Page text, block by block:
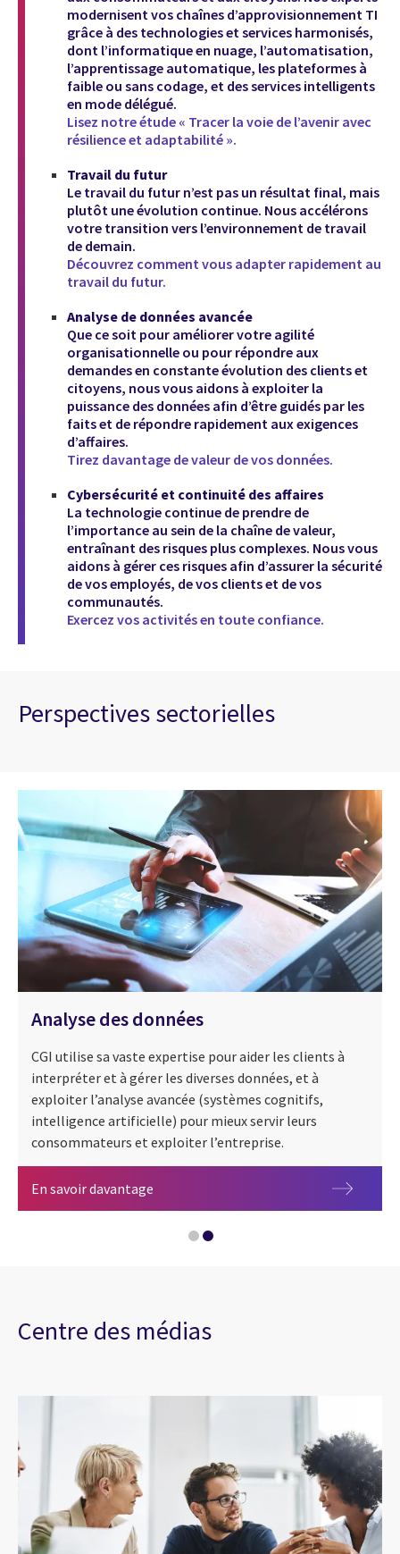
modernisent vos chaînes d’approvisionnement TI
grâce à des technologies et services harmonisés,
dont l’informatique en nuage, l’automatisation,
l’apprentissage automatique, les plateformes à
faible ou sans codage, et des services intelligents
en mode délégué.
Lisez notre étude « Tracer la voie de l’avenir avec
résilience et adaptabilité ».
Travail du futur
Le travail du futur n’est pas un résultat final, mais
plutôt une évolution continue. Nous accélérons
votre transition vers l’environnement de travail
de demain.
Découvrez comment vous adapter rapidement au
travail du futur.
Analyse de données avancée
Que ce soit pour améliorer votre agilité
organisationnelle ou pour répondre aux
demandes en constante évolution des clients et
citoyens, nous vous aidons à exploiter la
puissance des données afin d’être guidés par les
faits et de répondre rapidement aux exigences
d’affaires.
Tirez davantage de valeur de vos données.
Cybersécurité et continuité des affaires
La technologie continue de prendre de
l’importance au sein de la chaîne de valeur,
entraînant des risques plus complexes. Nous vous
aidons à gérer ces risques afin d’assurer la sécurité
de vos employés, de vos clients et de vos
communautés.
Exercez vos activités en toute confiance.
Perspectives sectorielles
Agilité organisationnelle
Analyse des données
CGI utilise sa vaste expertise pour aider les clients à
interpréter et à gérer les diverses données, et à
exploiter l’analyse avancée (systèmes cognitifs,
intelligence artificielle) pour mieux servir leurs
consommateurs et exploiter l’entreprise.
En savoir davantage
Centre des médias